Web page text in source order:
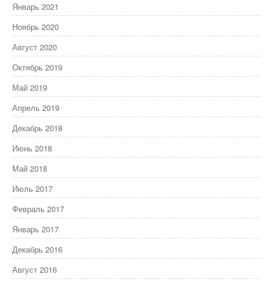
Январь 2021
Ноябрь 2020
Август 2020
Октябрь 2019
Май 2019
Апрель 2019
Декабрь 2018
Июнь 2018
Май 2018
Июль 2017
Февраль 2017
Январь 2017
Декабрь 2016
Август 2016